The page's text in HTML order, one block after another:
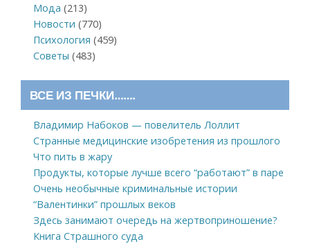
Мода (213)
Новости (770)
Психология (459)
Советы (483)
ВСЕ ИЗ ПЕЧКИ…….
Владимир Набоков — повелитель Лоллит
Странные медицинские изобретения из прошлого
Что пить в жару
Продукты, которые лучше всего “работают” в паре
Очень необычные криминальные истории
“Валентинки” прошлых веков
Здесь занимают очередь на жертвоприношение?
Книга Страшного суда